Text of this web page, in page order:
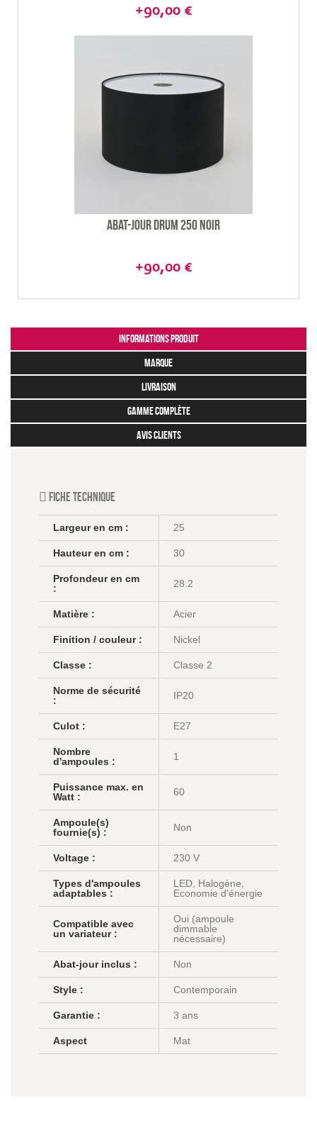
+90,00 €
Abat-jour Drum 250 noir
+90,00 €
Informations produit
marque
livraison
gamme complète
avis clients
Fiche technique
Largeur en cm : 25
Hauteur en cm : 30
Profondeur en cm
:
28.2
Matière : Acier
Finition / couleur : Nickel
Classe : Classe 2
Norme de sécurité
:
IP20
Culot : E27
Nombre
d'ampoules :
1
Puissance max. en
Watt :
60
Ampoule(s)
fournie(s) :
Non
Voltage : 230 V
Types d'ampoules
adaptables :
LED, Halogène,
Economie d'énergie
Compatible avec
un variateur :
Oui (ampoule
dimmable
nécessaire)
Abat-jour inclus : Non
Style : Contemporain
Garantie : 3 ans
Aspect Mat